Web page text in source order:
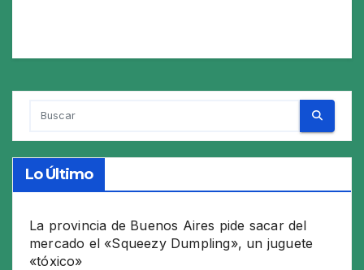
Lo Último
La provincia de Buenos Aires pide sacar del
mercado el «Squeezy Dumpling», un juguete
«tóxico»